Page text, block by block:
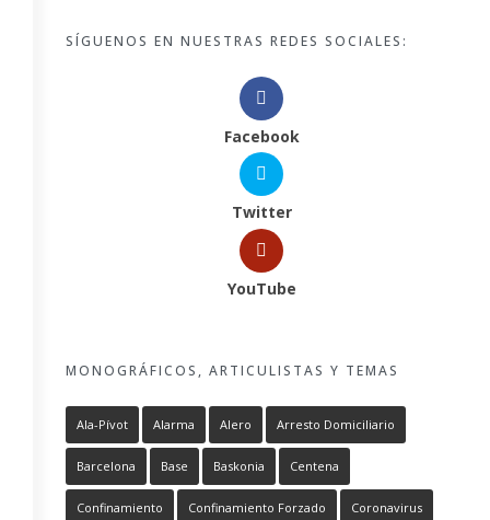
SÍGUENOS EN NUESTRAS REDES SOCIALES:
Facebook
Twitter
YouTube
MONOGRÁFICOS, ARTICULISTAS Y TEMAS
Ala-Pívot Alarma Alero Arresto Domiciliario
Barcelona Base Baskonia Centena
Confinamiento Confinamiento Forzado Coronavirus